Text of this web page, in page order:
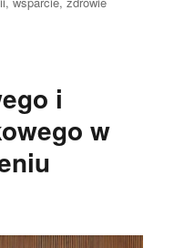
i
w